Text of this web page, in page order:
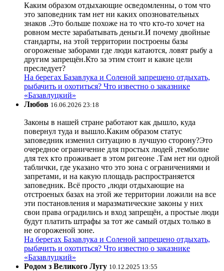
Каким образом отдыхающие осведомленны, о том что
это заповедник там нет ни каких опозновательных
знаков .Это больше похоже на то что кто-то хочет на
ровном месте зарабатывать деньги.И почему двойные
стандарты, на этой территории построены базы
огороженые заборами где люди катаются, ловят рыбу а
другим запрещён.Кто за этим стоит и какие цели
преследует?
На берегах Базавлука и Соленой запрещено отдыхать,
рыбачить и охотиться? Что известно о заказнике
«Базавлуцкий»
Любов 16.06.2026 23:18
Законы в нашей стране работают как дышло, куда
повернул туда и вышло.Каким образом статус
заповедник изменил ситуацию в лучшую сторону?Это
очередное ограничение для простых людей ,темболие
для тех кто проживает в этом ригеоне .Там нет ни одной
таблички, где указано что это зона с ограничениями и
запретами, и на какую площадь распространяется
заповедник. Всё просто ,люди отдыхающие на
отстроеных базах на этой же территории ложили на все
эти постановления и маразматические законы у них
свои права оградились и вход запрещён, а простые люди
будут платить штрафы за тот же самый отдых только в
не огороженой зоне.
На берегах Базавлука и Соленой запрещено отдыхать,
рыбачить и охотиться? Что известно о заказнике
«Базавлуцкий»
Родом з Великого Лугу 10.12.2025 13:55